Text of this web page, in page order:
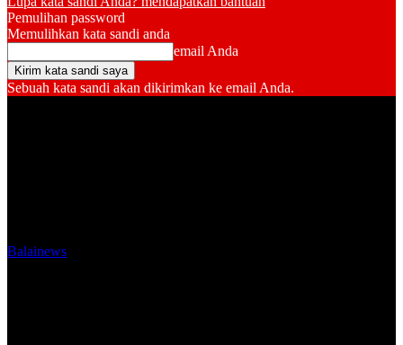
Pemulihan password
Memulihkan kata sandi anda
email Anda
Sebuah kata sandi akan dikirimkan ke email Anda.
Balainews